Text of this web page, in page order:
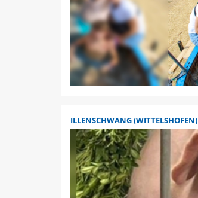
ILLENSCHWANG (WITTELSHOFEN)